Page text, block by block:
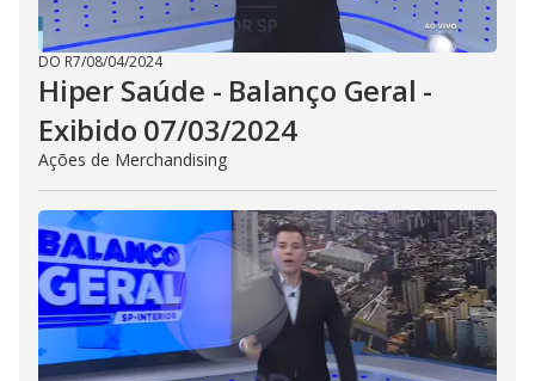
DO R7/08/04/2024
Hiper Saúde - Balanço Geral -
Exibido 07/03/2024
Ações de Merchandising